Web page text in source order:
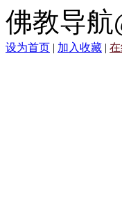
佛教导航
设为首页 | 加入收藏 |